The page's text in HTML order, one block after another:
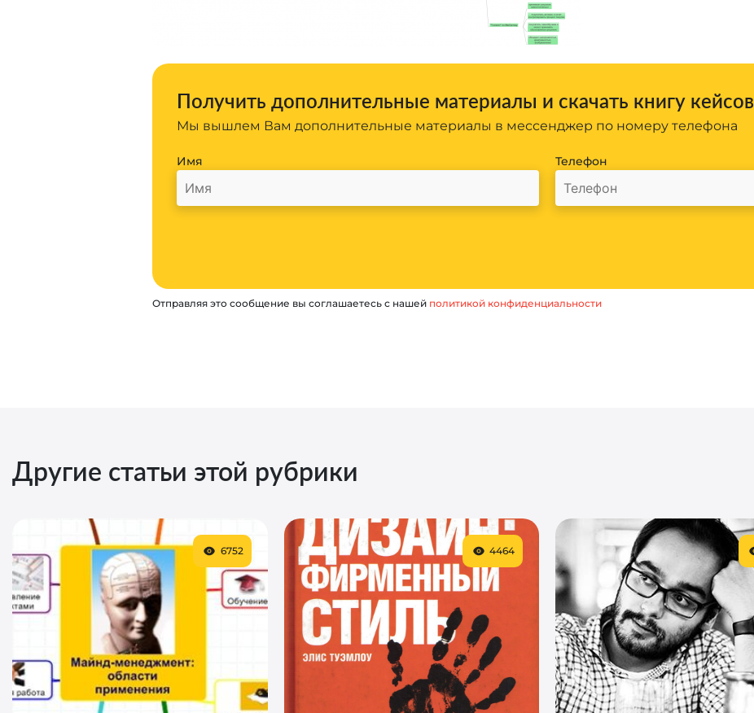
Получить дополнительные материалы и скачать книгу кейсов
Мы вышлем Вам дополнительные материалы в мессенджер по номеру телефона
Имя Телефон
Отправляя это сообщение вы соглашаетесь с нашей политикой конфиденциальности
Другие статьи этой рубрики
6752 4464